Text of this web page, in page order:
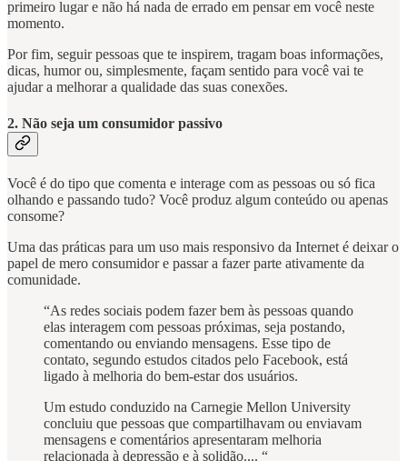
primeiro lugar e não há nada de errado em pensar em você neste
momento.
Por fim, seguir pessoas que te inspirem, tragam boas informações,
dicas, humor ou, simplesmente, façam sentido para você vai te
ajudar a melhorar a qualidade das suas conexões.
2. Não seja um consumidor passivo
Você é do tipo que comenta e interage com as pessoas ou só fica
olhando e passando tudo? Você produz algum conteúdo ou apenas
consome?
Uma das práticas para um uso mais responsivo da Internet é deixar o
papel de mero consumidor e passar a fazer parte ativamente da
comunidade.
“As redes sociais podem fazer bem às pessoas quando
elas interagem com pessoas próximas, seja postando,
comentando ou enviando mensagens. Esse tipo de
contato, segundo estudos citados pelo Facebook, está
ligado à melhoria do bem-estar dos usuários.
Um estudo conduzido na Carnegie Mellon University
concluiu que pessoas que compartilhavam ou enviavam
mensagens e comentários apresentaram melhoria
relacionada à depressão e à solidão.... “